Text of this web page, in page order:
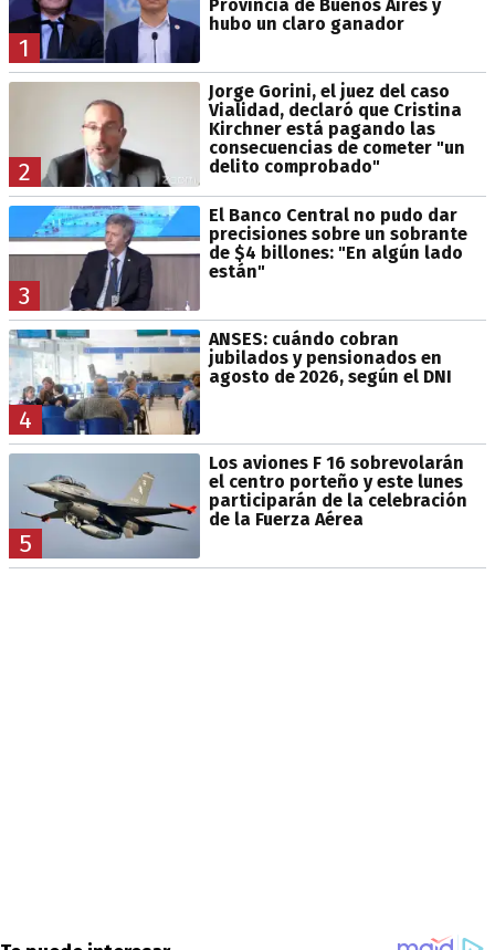
1
Provincia de Buenos Aires y
hubo un claro ganador
2
Jorge Gorini, el juez del caso
Vialidad, declaró que Cristina
Kirchner está pagando las
consecuencias de cometer "un
delito comprobado"
3
El Banco Central no pudo dar
precisiones sobre un sobrante
de $4 billones: "En algún lado
están"
4
ANSES: cuándo cobran
jubilados y pensionados en
agosto de 2026, según el DNI
5
Los aviones F 16 sobrevolarán
el centro porteño y este lunes
participarán de la celebración
de la Fuerza Aérea